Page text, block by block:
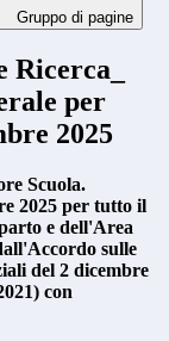
Gruppo di pagine
per
2025
Scuola.
2025 per tutto il
e dell'Area
sulle
del 2 dicembre
con